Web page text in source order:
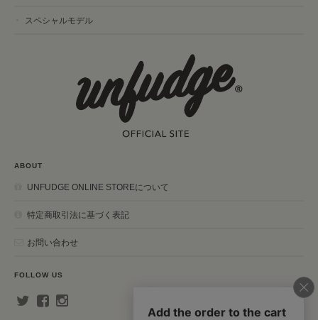
スペシャルモデル
ABOUT
UNFUDGE ONLINE STOREについて
特定商取引法に基づく表記
お問い合わせ
FOLLOW US